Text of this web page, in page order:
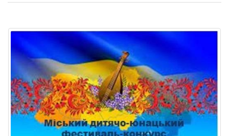
освіта»